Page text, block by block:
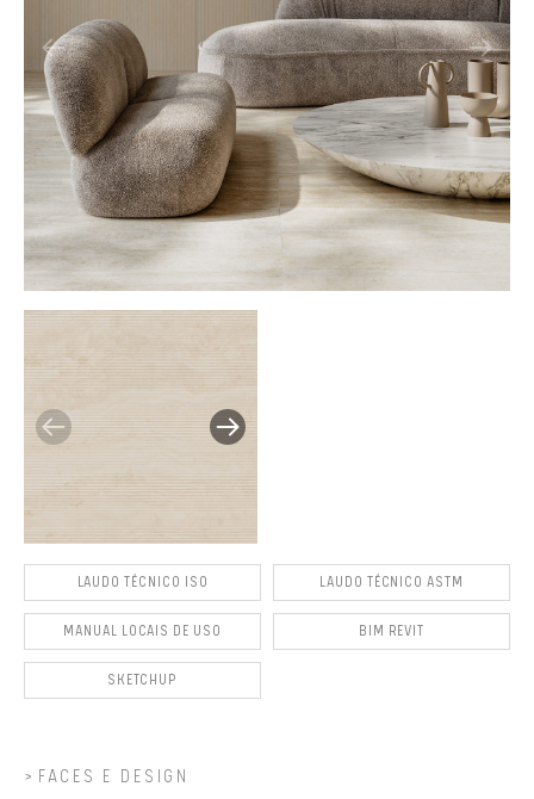
LAUDO TÉCNICO ISO LAUDO TÉCNICO ASTM
MANUAL LOCAIS DE USO BIM REVIT
SKETCHUP
FACES E DESIGN